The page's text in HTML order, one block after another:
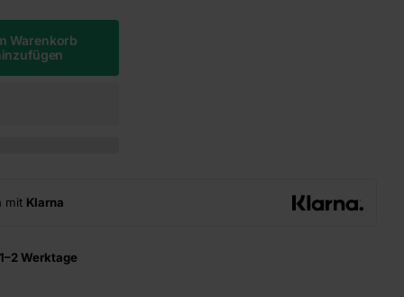
Warenkorb
mit Klarna
Werktage